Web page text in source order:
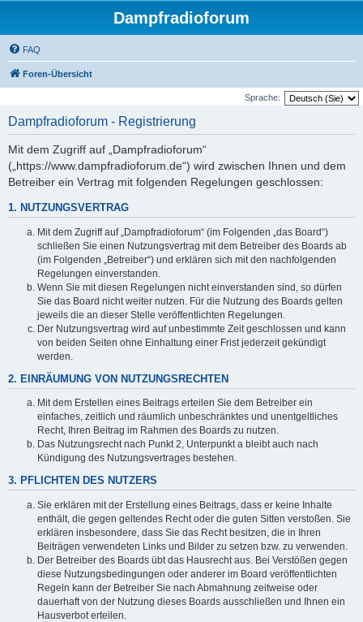
Dampfradioforum
FAQ
Foren-Übersicht
Sprache:
Dampfradioforum - Registrierung
Mit dem Zugriff auf „Dampfradioforum“
(„https://www.dampfradioforum.de“) wird zwischen Ihnen und dem
Betreiber ein Vertrag mit folgenden Regelungen geschlossen:
1. NUTZUNGSVERTRAG
Mit dem Zugriff auf „Dampfradioforum“ (im Folgenden „das Board“)
schließen Sie einen Nutzungsvertrag mit dem Betreiber des Boards ab
(im Folgenden „Betreiber“) und erklären sich mit den nachfolgenden
Regelungen einverstanden.
Wenn Sie mit diesen Regelungen nicht einverstanden sind, so dürfen
Sie das Board nicht weiter nutzen. Für die Nutzung des Boards gelten
jeweils die an dieser Stelle veröffentlichten Regelungen.
Der Nutzungsvertrag wird auf unbestimmte Zeit geschlossen und kann
von beiden Seiten ohne Einhaltung einer Frist jederzeit gekündigt
werden.
2. EINRÄUMUNG VON NUTZUNGSRECHTEN
Mit dem Erstellen eines Beitrags erteilen Sie dem Betreiber ein
einfaches, zeitlich und räumlich unbeschränktes und unentgeltliches
Recht, Ihren Beitrag im Rahmen des Boards zu nutzen.
Das Nutzungsrecht nach Punkt 2, Unterpunkt a bleibt auch nach
Kündigung des Nutzungsvertrages bestehen.
3. PFLICHTEN DES NUTZERS
Sie erklären mit der Erstellung eines Beitrags, dass er keine Inhalte
enthält, die gegen geltendes Recht oder die guten Sitten verstoßen. Sie
erklären insbesondere, dass Sie das Recht besitzen, die in Ihren
Beiträgen verwendeten Links und Bilder zu setzen bzw. zu verwenden.
Der Betreiber des Boards übt das Hausrecht aus. Bei Verstößen gegen
diese Nutzungsbedingungen oder anderer im Board veröffentlichten
Regeln kann der Betreiber Sie nach Abmahnung zeitweise oder
dauerhaft von der Nutzung dieses Boards ausschließen und Ihnen ein
Hausverbot erteilen.